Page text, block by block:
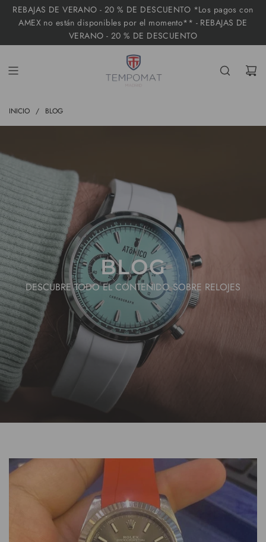
N
D
O
REBAJAS DE VERANO - 20 % DE DESCUENTO *Los pagos con
AMEX no están disponibles por el momento** - REBAJAS DE
VERANO - 20 % DE DESCUENTO
INICIO / BLOG
BLOG
DESCUBRE TODO EL CONTENIDO SOBRE RELOJES